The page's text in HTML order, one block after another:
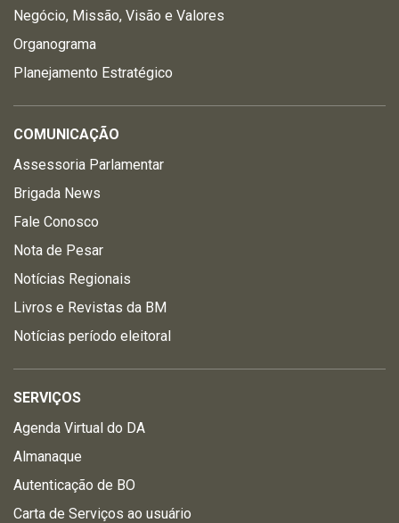
Negócio, Missão, Visão e Valores
Organograma
Planejamento Estratégico
COMUNICAÇÃO
Assessoria Parlamentar
Brigada News
Fale Conosco
Nota de Pesar
Notícias Regionais
Livros e Revistas da BM
Notícias período eleitoral
SERVIÇOS
Agenda Virtual do DA
Almanaque
Autenticação de BO
Carta de Serviços ao usuário